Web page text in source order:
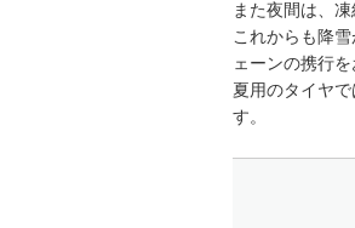
また夜間は、
これからも降
ェーンの携行を
夏用のタイヤ
す。